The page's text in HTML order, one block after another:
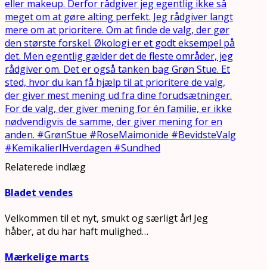
Relaterede indlæg
Bladet vendes
Velkommen til et nyt, smukt og særligt år! Jeg
håber, at du har haft mulighed…
Mærkelige marts